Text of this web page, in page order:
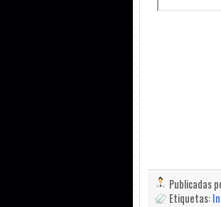
Publicadas
Etiquetas: